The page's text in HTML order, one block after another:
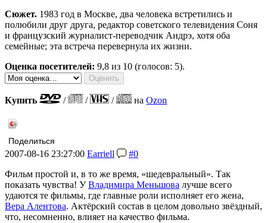
Сюжет. 1983 год в Москве, два человека встретились и
полюбили друг друга, редактор советского телевидения Соня
и французский журналист-переводчик Андрэ, хотя оба
семейные; эта встреча перевернула их жизни.
Оценка посетителей: 9,8 из 10 (голосов: 5).
Купить / / / наOzon
Поделиться
2007-08-16 23:27:00 Earriell
#0
Фильм простой и, в то же время, «шедевральный». Так
показать чувства! УВладимира Меньшова лучше всего
удаются те фильмы, где главные роли исполняет его жена,
Вера Алентова. Актёрский состав в целом довольно звёздный,
что, несомненно, влияет на качество фильма.